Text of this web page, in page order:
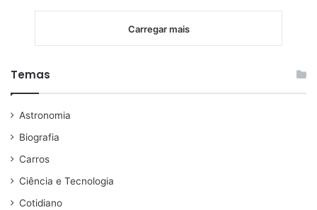
Carregar mais
Temas
Astronomia
Biografia
Carros
Ciência e Tecnologia
Cotidiano